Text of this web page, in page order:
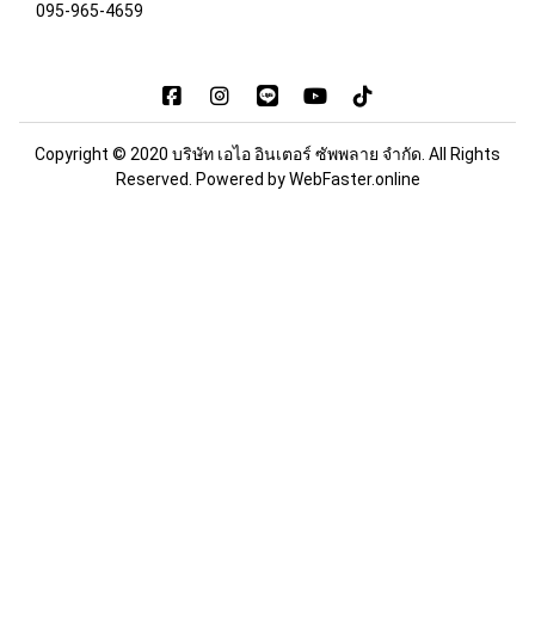
095-965-4659
Copyright © 2020 บริษัท เอไอ อินเตอร์ ซัพพลาย จำกัด. All Rights
Reserved. Powered byWebFaster.online